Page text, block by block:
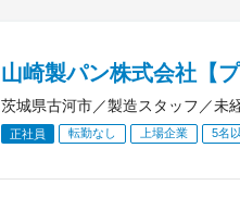
山崎製パン株式会社【プ
茨城県古河市／製造スタッフ／未
正社員 転勤なし 上場企業 5名